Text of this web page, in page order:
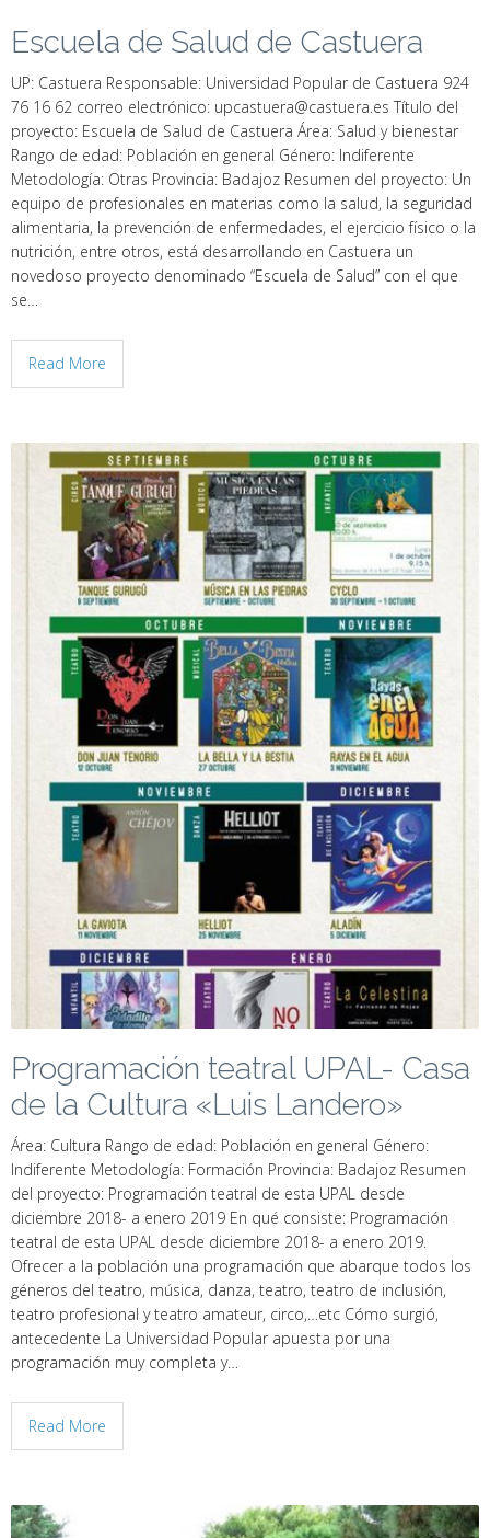
Escuela de Salud de Castuera
UP: Castuera Responsable: Universidad Popular de Castuera 924
76 16 62 correo electrónico: upcastuera@castuera.es Título del
proyecto: Escuela de Salud de Castuera Área: Salud y bienestar
Rango de edad: Población en general Género: Indiferente
Metodología: Otras Provincia: Badajoz Resumen del proyecto: Un
equipo de profesionales en materias como la salud, la seguridad
alimentaria, la prevención de enfermedades, el ejercicio físico o la
nutrición, entre otros, está desarrollando en Castuera un
novedoso proyecto denominado “Escuela de Salud” con el que
se…
Read More
Programación teatral UPAL- Casa
de la Cultura «Luis Landero»
Área: Cultura Rango de edad: Población en general Género:
Indiferente Metodología: Formación Provincia: Badajoz Resumen
del proyecto: Programación teatral de esta UPAL desde
diciembre 2018- a enero 2019 En qué consiste: Programación
teatral de esta UPAL desde diciembre 2018- a enero 2019.
Ofrecer a la población una programación que abarque todos los
géneros del teatro, música, danza, teatro, teatro de inclusión,
teatro profesional y teatro amateur, circo,…etc Cómo surgió,
antecedente La Universidad Popular apuesta por una
programación muy completa y…
Read More